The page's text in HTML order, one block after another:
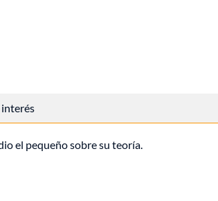
interés
el pequeño sobre su teoría.